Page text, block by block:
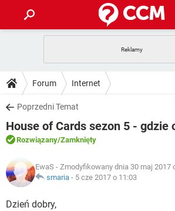
GRY
SPOTIFY
INSTAGRAM
WINDOWS 10
PORADY
PlayStation
SPOTIFY
WINDOWS 10
DO POBRANIA
ANDROID TIKTOK
GRY
IOS NETFLIX
INSTAGRAM
WINDOWS 10
FORUM
GRY
ARTYKUŁY
COVID-19
GRY
Forum Internet
Poprzedni Temat
House of Cards sezon 5 - gdzie
Rozwiązany/Zamknięty
EwaS - Zmodyfikowany dnia 30 maj 2017
smaria - 5 cze 2017 o 11:03
Dzień dobry,